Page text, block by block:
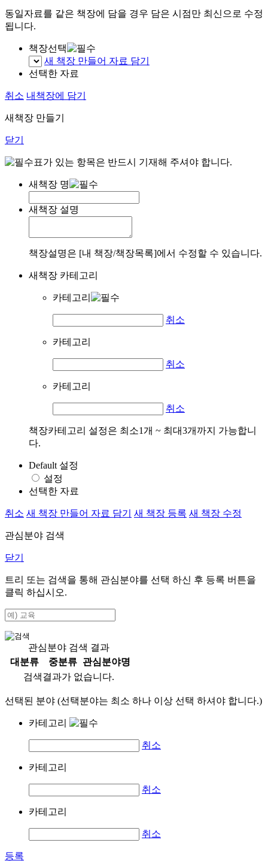
동일자료를 같은 책장에 담을 경우 담은 시점만 최신으로 수정
됩니다.
책장선택
새 책장 만들어 자료 담기
선택한 자료
취소 내책장에 담기
새책장 만들기
닫기
표가 있는 항목은 반드시 기재해 주셔야 합니다.
새책장 명
새책장 설명
책장설명은 [내 책장/책장목록]에서 수정할 수 있습니다.
새책장 카테고리
카테고리
취소
카테고리
취소
카테고리
취소
책장카테고리 설정은 최소1개 ~ 최대3개까지 가능합니
다.
Default 설정
설정
선택한 자료
취소 새 책장 만들어 자료 담기 새 책장 등록 새 책장 수정
관심분야 검색
닫기
트리 또는 검색을 통해 관심분야를 선택 하신 후 등록 버튼을
클릭 하십시오.
관심분야 검색 결과
대분류
중분류
관심분야명
검색결과가 없습니다.
선택된 분야 (선택분야는 최소 하나 이상 선택 하셔야 합니다.)
카테고리
취소
카테고리
취소
카테고리
취소
등록